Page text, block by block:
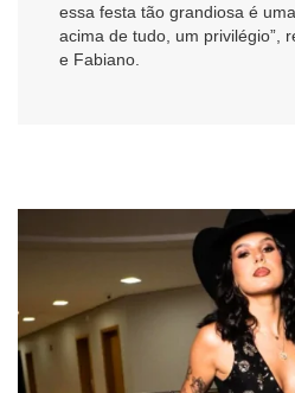
essa festa tão grandiosa é
acima de tudo, um privilégio”,
e Fabiano.